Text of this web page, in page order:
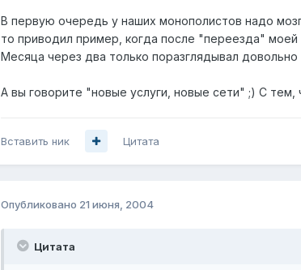
В первую очередь у наших монополистов надо
то приводил пример, когда после "переезда" моей
Месяца через два только поразглядывал
А вы говорите "новые услуги, новые сети" ;) С
Вставить ник Цитата
Опубликовано 21 июня, 2004
Цитата